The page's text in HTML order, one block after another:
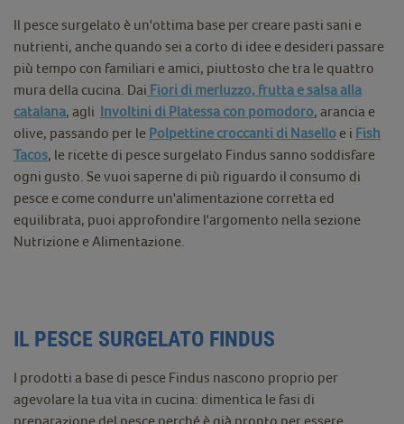
Il pesce surgelato è un'ottima base per creare pasti sani e
nutrienti, anche quando sei a corto di idee e desideri passare
più tempo con familiari e amici, piuttosto che tra le quattro
mura della cucina. Dai Fiori di merluzzo, frutta e salsa alla
catalana, agli Involtini di Platessa con pomodoro, arancia e
olive, passando per le Polpettine croccanti di Nasello e i Fish
Tacos, le ricette di pesce surgelato Findus sanno soddisfare
ogni gusto. Se vuoi saperne di più riguardo il consumo di
pesce e come condurre un'alimentazione corretta ed
equilibrata, puoi approfondire l'argomento nella sezione
Nutrizione e Alimentazione.
IL PESCE SURGELATO FINDUS
I prodotti a base di pesce Findus nascono proprio per
agevolare la tua vita in cucina: dimentica le fasi di
preparazione del pesce perché è già pronto per essere